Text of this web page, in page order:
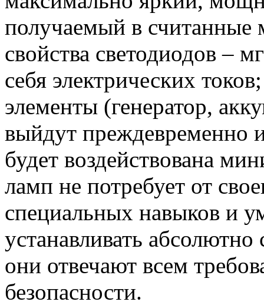
получаемый в считанные
свойства светодиодов –
себя электрических
элементы (генератор,
выйдут преждевременно
будет воздействована
ламп не потребует от
специальных навыков и
устанавливать
они отвечают всем
безопасности.